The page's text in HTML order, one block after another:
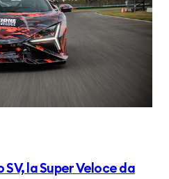
la Super Veloce da